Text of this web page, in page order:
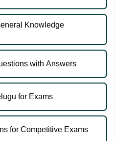
Knowledge
with Answers
for Exams
for Competitive Exams